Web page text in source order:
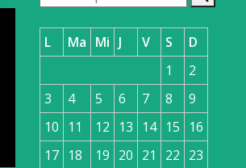
L Ma Mi J V S
D
1
2
3
4 5 6 7 8
9
10
11 12 13 14 15
16
17 18 19 20 21 22 23